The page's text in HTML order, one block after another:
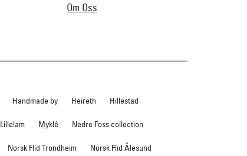
Om Oss
Handmade by Heireth Hillestad
Lillelam Myklé Nedre Foss collection
Norsk Flid Trondheim Norsk Flid Ålesund